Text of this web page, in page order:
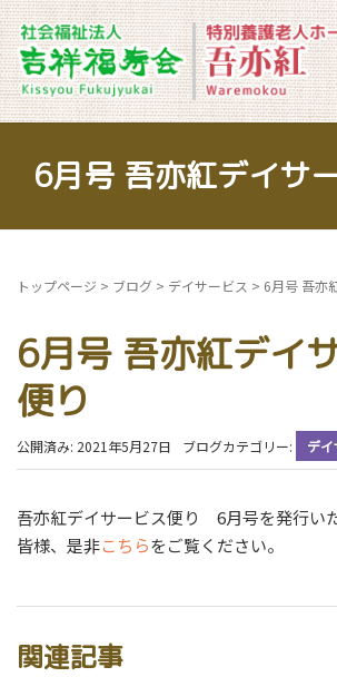
6月号 吾亦紅デイサ
トップページ > ブログ > デイサービス > 6月号 吾亦
6月号 吾亦紅デイ
便り
公開済み: 2021年5月27日 ブログカテゴリー: デ
吾亦紅デイサービス便り 6月号を発行い
皆様、是非こちらをご覧ください。
関連記事